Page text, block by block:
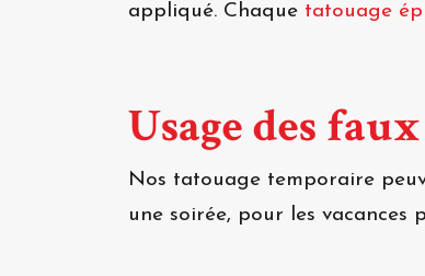
appliqué. Chaque tatouage
Usage des
Nos tatouage temporaire
une soirée, pour les